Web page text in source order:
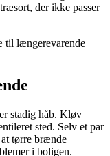
der ikke passer
til længerevarende
stadig håb. Kløv
sted. Selv et par
tørre brænde
i boligen.